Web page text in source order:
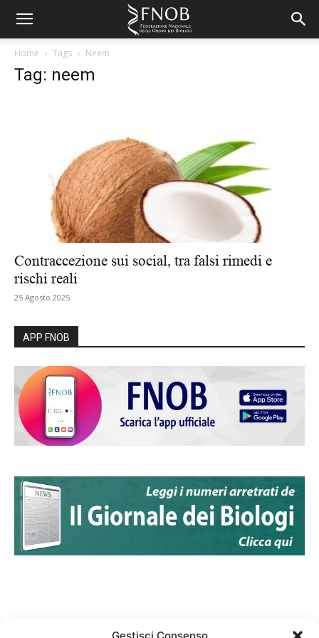
Home Tags Neem
Tag: neem
Contraccezione sui social, tra falsi rimedi e
rischi reali
25 Agosto 2025
APP FNOB